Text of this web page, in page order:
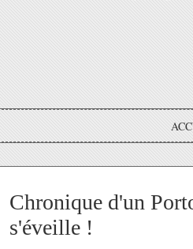
Chronique d'un
s'éveille !